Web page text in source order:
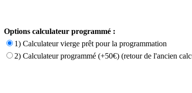
Options calculateur programmé :
1) Calculateur vierge prêt pour la programmation
2) Calculateur programmé (+50€) (retour de l'ancien